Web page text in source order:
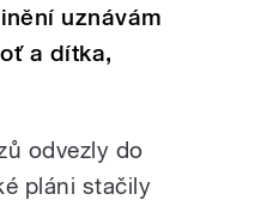
uznávám
a dítka,
odvezly do
pláni stačily